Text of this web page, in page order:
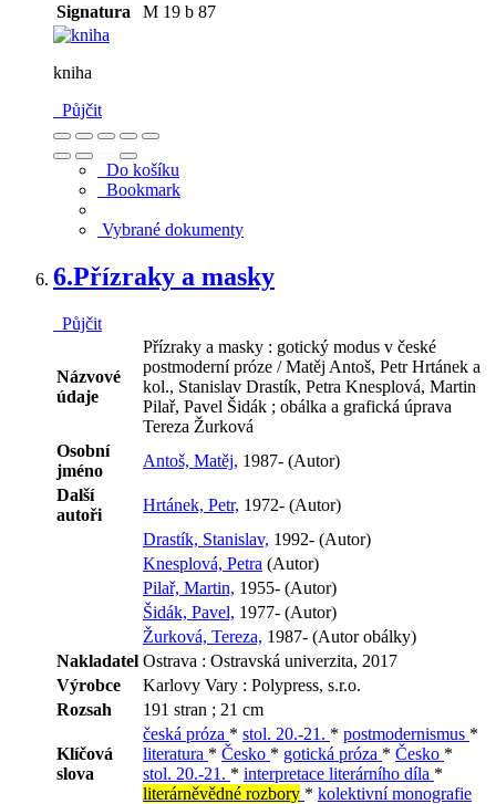
Signatura
M 19 b 87
kniha
Půjčit
Do košíku
Bookmark
Vybrané dokumenty
6.Přízraky a masky
Půjčit
Názvové
údaje
Přízraky a masky : gotický modus v české
postmoderní próze / Matěj Antoš, Petr Hrtánek a
kol., Stanislav Drastík, Petra Knesplová, Martin
Pilař, Pavel Šidák ; obálka a grafická úprava
Tereza Žurková
Osobní
jméno
Antoš, Matěj, 1987- (Autor)
Další
autoři
Hrtánek, Petr, 1972- (Autor)
Drastík, Stanislav, 1992- (Autor)
Knesplová, Petra (Autor)
Pilař, Martin, 1955- (Autor)
Šidák, Pavel, 1977- (Autor)
Žurková, Tereza, 1987- (Autor obálky)
Nakladatel Ostrava : Ostravská univerzita, 2017
Výrobce
Karlovy Vary : Polypress, s.r.o.
Rozsah
191 stran ; 21 cm
Klíčová
slova
česká próza * stol. 20.-21. * postmodernismus *
literatura * Česko * gotická próza * Česko *
stol. 20.-21. * interpretace literárního díla *
literárněvědné rozbory * kolektivní monografie